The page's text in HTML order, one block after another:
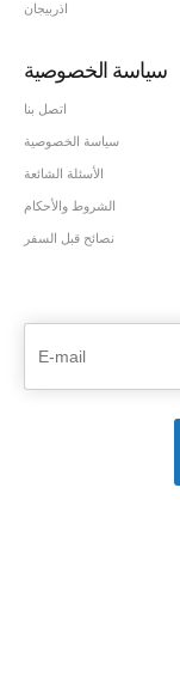
اذربيجان
سياسة الخصوصية
اتصل بنا
سياسة الخصوصية
الأسئلة الشائعة
الشروط والأحكام
نصائح قبل السفر